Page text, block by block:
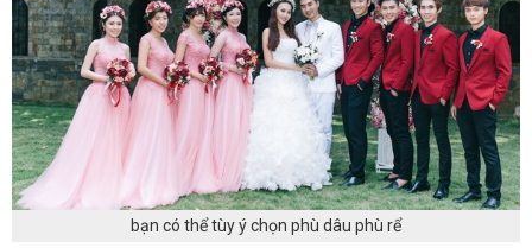
bạn có thể tùy ý chọn phù dâu phù rể